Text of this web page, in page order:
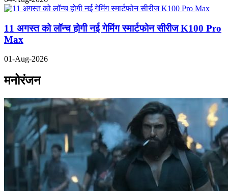
11 अगस्त को लॉन्च होगी नई गेमिंग स्मार्टफोन सीरीज K100 Pro
Max
01-Aug-2026
मनोरंजन